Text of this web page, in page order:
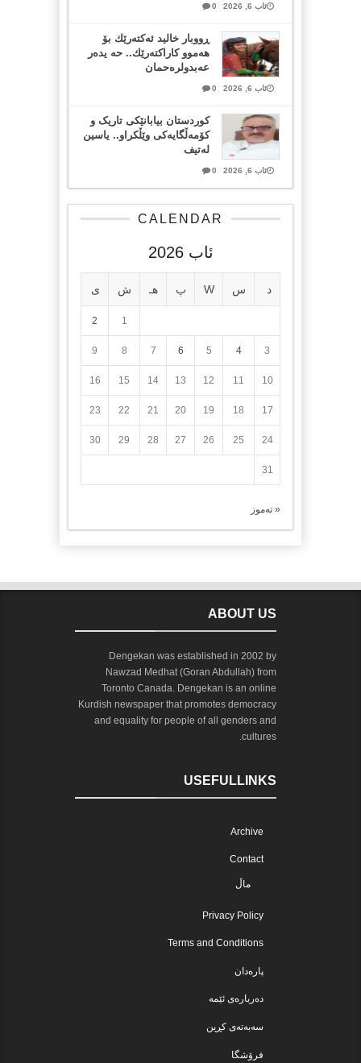
ئاب 6, 2026 0
ڕووبار خالید ئەكتەرێك بۆ
هەموو كاراكتەرێك.. حه یدەر
عەبدولرەحمان
ئاب 6, 2026 0
کوردستان بیابانێکی تاریک و
کۆمەڵگایەکی وێڵکراو.. یاسین
لەتیف
ئاب 6, 2026 0
CALENDAR
ئاب 2026
د س W پ هـ ش ی
1
2
3
4
5
6
7
8
9
10
11
12
13
14
15
16
17
18
19
20
21
22
23
24
25
26
27
28
29
30
31
« تەموز
ABOUT US
Dengekan was established in 2002 by
Nawzad Medhat (Goran Abdullah) from
Toronto Canada. Dengekan is an online
Kurdish newspaper that promotes democracy
and equality for people of all genders and
cultures.
USEFULLINKS
Archive
Contact
ماڵ
Privacy Policy
Terms and Conditions
پارەدان
دەربارەی ئێمە
سەبەتەی کڕین
فرۆشگا